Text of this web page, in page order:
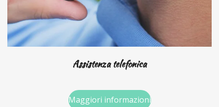
Assistenza telefonica
Maggiori informazioni